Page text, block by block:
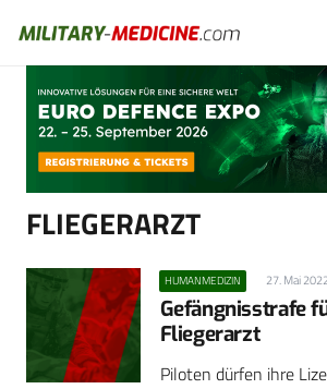
Anzeige
FLIEGERARZT
HUMANMEDIZIN 27. Mai
Gefängnisstrafe
Fliegerarzt
Piloten dürfen ihre